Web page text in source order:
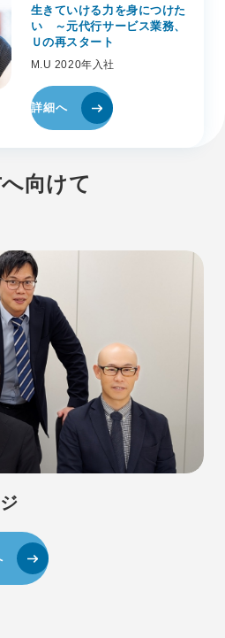
生きていける力を身につけた
い ～元代行サービス業務、
Ｕの再スタート
M.U 2020年入社
詳細へ
向けて